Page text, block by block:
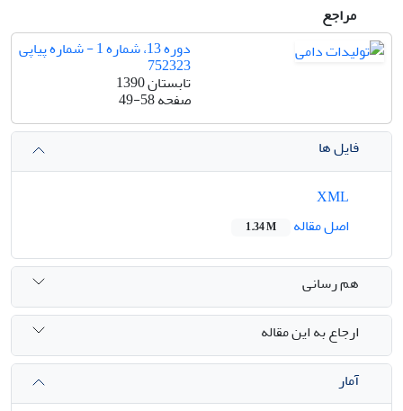
مراجع
دوره 13، شماره 1 - شماره پیاپی
752323
تابستان 1390
صفحه49-58
فایل ها
اصل مقاله
1.34 M
هم رسانی
ارجاع به این مقاله
آمار